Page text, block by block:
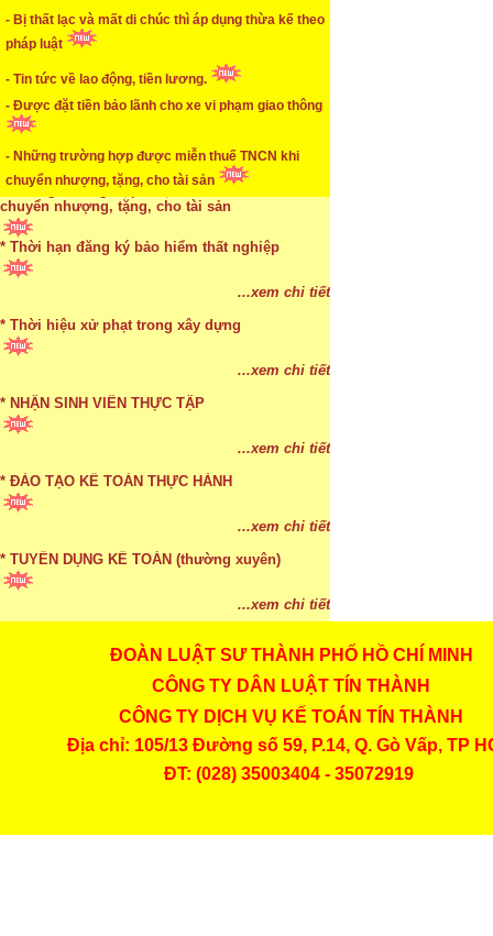
- Bị thất lạc và mất di chúc thì áp dụng thừa kế theo
pháp luật
- Tin tức về lao động, tiền lương.
- Được đặt tiền bảo lãnh cho xe vi phạm giao thông
- Những trường hợp được miễn thuế TNCN khi
chuyển nhượng, tặng, cho tài sản
- Lập di chúc bằng miệng có cần đi công chứng
...xem chi tiết
...xem chi tiết
* Lập di chúc bằng miệng có cần đi công chứng
...xem chi tiết
* Những trường hợp được miễn thuế TNCN khi
chuyển nhượng, tặng, cho tài sản
theo pháp luật
...xem chi tiết
* Thời hạn đăng ký bảo hiểm thất nghiệp
* Thời hiệu xử phạt trong xây dựng
* NHẬN SINH VIÊN THỰC TẬP
* ĐÀO TẠO KẾ TOÁN THỰC HÀNH
...xem chi tiết
* TUYỂN DỤNG KẾ TOÁN (thường xuyên)
* Cách chọn màu phù hợp theo phong thuỷ
...xem chi tiết
* Mức phạt khi chậm nộp báo cáo thuế
...xem chi tiết
ĐOÀN LUẬT SƯ THÀNH PHỐ HỒ CHÍ MINH
CÔNG TY DÂN LUẬT TÍN THÀNH
CÔNG TY DỊCH VỤ KẾ TOÁN TÍN THÀNH
Địa chỉ: 105/13 Đường số 59, P.14, Q. Gò Vấp, TP
ĐT: (028) 35003404 - 35072919